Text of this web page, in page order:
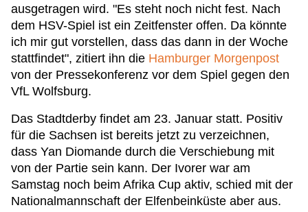
ausgetragen wird. "Es steht noch nicht fest. Nach
dem HSV-Spiel ist ein Zeitfenster offen. Da könnte
ich mir gut vorstellen, dass das dann in der Woche
stattfindet", zitiert ihn die Hamburger Morgenpost
von der Pressekonferenz vor dem Spiel gegen den
VfL Wolfsburg.
Das Stadtderby findet am 23. Januar statt. Positiv
für die Sachsen ist bereits jetzt zu verzeichnen,
dass Yan Diomande durch die Verschiebung mit
von der Partie sein kann. Der Ivorer war am
Samstag noch beim Afrika Cup aktiv, schied mit der
Nationalmannschaft der Elfenbeinküste aber aus.